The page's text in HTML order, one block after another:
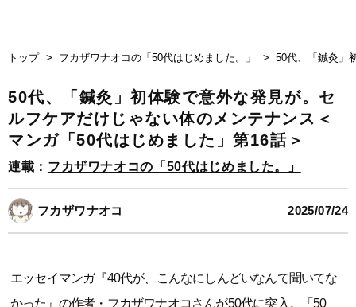
トップ フカザワナオコの「50代はじめました。」 50代、「鍼灸」
50代、「鍼灸」初体験で意外な発見が。セ
ルフケアだけじゃない体のメンテナンス＜
マンガ「50代はじめました」第16話＞
連載： フカザワナオコの「50代はじめました。」
フカザワナオコ 2025/07/24
エッセイマンガ『40代が、こんなにしんどいなんて聞いてな
かった』の作者・フカザワナオコさんが50代に突入。「50